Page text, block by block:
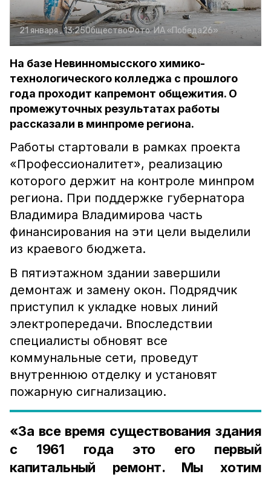
21 января , 13:25ОбществоФото:ИА «Победа26»
На базе Невинномысского химико-
технологического колледжа с прошлого
года проходит капремонт общежития. О
промежуточных результатах работы
рассказали в минпроме региона.
Работы стартовали в рамках проекта
«Профессионалитет», реализацию
которого держит на контроле минпром
региона. При поддержке губернатора
Владимира Владимирова часть
финансирования на эти цели выделили
из краевого бюджета.
В пятиэтажном здании завершили
демонтаж и замену окон. Подрядчик
приступил к укладке новых линий
электропередачи. Впоследствии
специалисты обновят все
коммунальные сети, проведут
внутреннюю отделку и установят
пожарную сигнализацию.
«За все время существования здания
с 1961 года это его первый
капитальный ремонт. Мы хотим